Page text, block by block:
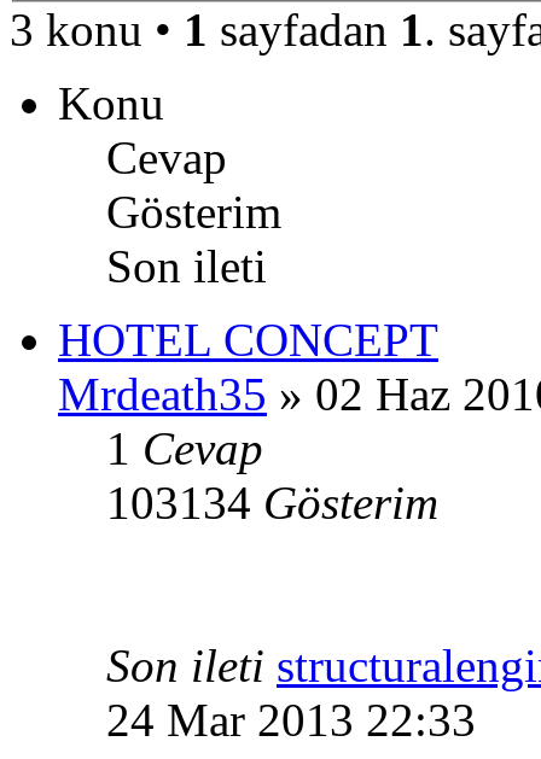
3 konu • 1 sayfadan 1 .
Konu
Cevap
Gösterim
Son ileti
HOTEL CONCEPT
Mrdeath35 » 02 Haz
1 Cevap
103134 Gösterim
Son ileti
24 Mar 2013 22:33